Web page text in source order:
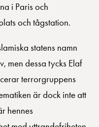
i Paris och
och tågstation.
statens namn
men dessa tycks Elaf
terrorgruppens
är dock inte att
hennes